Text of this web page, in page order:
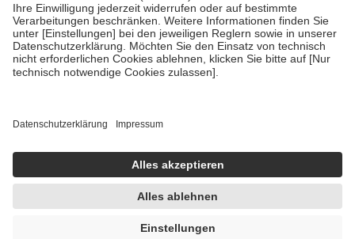
• Untersuchungen zur Vorsorge und Früherkennung, die von der
GKV getragen werden
• empfohlenen Schutzimpfungen
• Harn- und Blutteststreifen
getroffen, um sicherzustellen, dass es sich um echte Bewertungen
https://help.etrusted.com/hc/de/articles/4419944605341
Einige Bilder und Inhalte wurden unter Zuhilfenahme künstlicher